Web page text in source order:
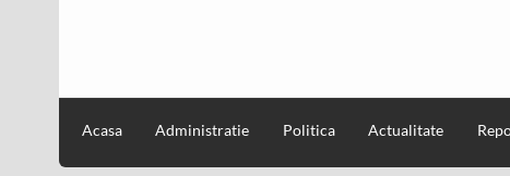
Acasa Administratie Politica Actualitate